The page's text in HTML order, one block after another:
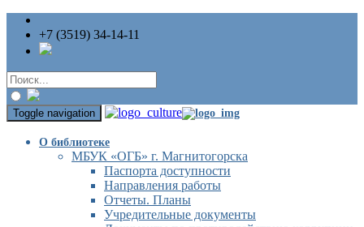
+7 (3519) 34-14-11
Toggle navigation
О библиотеке
МБУК «ОГБ» г. Магнитогорска
Паспорта доступности
Направления работы
Отчеты. Планы
Учредительные документы